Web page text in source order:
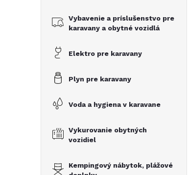
Vybavenie a príslušenstvo pre
karavany a obytné vozidlá
Elektro pre karavany
Plyn pre karavany
Voda a hygiena v karavane
Vykurovanie obytných
vozidiel
Kempingový nábytok, plážové